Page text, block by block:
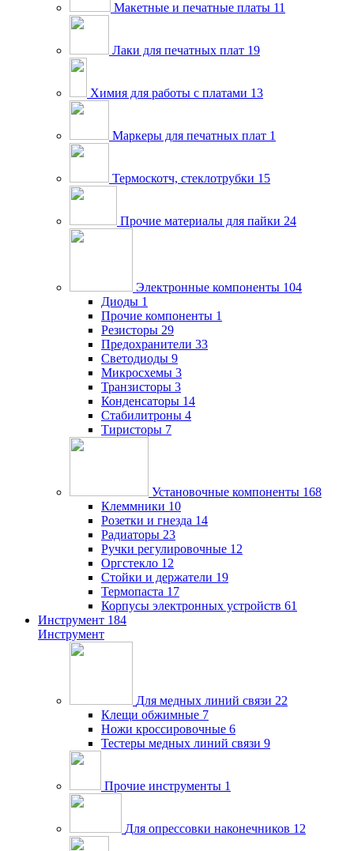
Макетные и печатные платы 11
Лаки для печатных плат 19
Химия для работы с платами 13
Маркеры для печатных плат 1
Термоскотч, стеклотрубки 15
Прочие материалы для пайки 24
Электронные компоненты 104
Диоды 1
Прочие компоненты 1
Резисторы 29
Предохранители 33
Светодиоды 9
Микросхемы 3
Транзисторы 3
Конденсаторы 14
Стабилитроны 4
Тиристоры 7
Установочные компоненты 168
Клеммники 10
Розетки и гнезда 14
Радиаторы 23
Ручки регулировочные 12
Оргстекло 12
Стойки и держатели 19
Термопаста 17
Корпусы электронных устройств 61
Инструмент 184
Инструмент
Для медных линий связи 22
Клещи обжимные 7
Ножи кроссировочные 6
Тестеры медных линий связи 9
Прочие инструменты 1
Для опрессовки наконечников 12